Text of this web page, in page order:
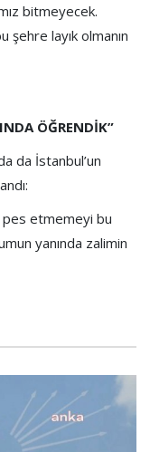
bitmeyecek.
layık olmanın
ÖĞRENDİK”
da İstanbul’un
pes etmemeyi bu
yanında zalimin